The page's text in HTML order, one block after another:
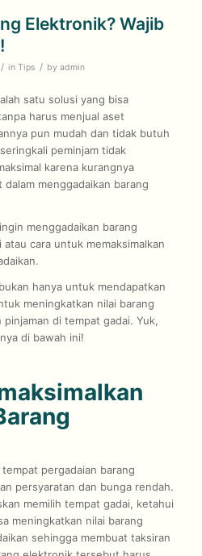
Elektronik? Wajib
/ in Tips / by admin
satu solusi yang bisa
harus menjual aset
pun mudah dan tidak butuh
peminjam tidak
karena kurangnya
menggadaikan barang
menggadaikan barang
cara untuk memaksimalkan
hanya untuk mendapatkan
meningkatkan nilai barang
pinjaman di tempat gadai. Yuk,
di bawah ini!
pergadaian barang
persyaratan dan bunga rendah.
memilih tempat gadai, ketahui
meningkatkan nilai barang
sehingga membuat taksiran